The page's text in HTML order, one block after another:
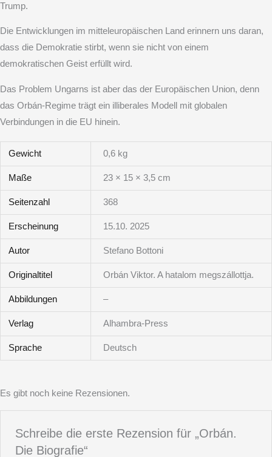
Trump.
Die Entwicklungen im mitteleuropäischen Land erinnern uns daran,
dass die Demokratie stirbt, wenn sie nicht von einem
demokratischen Geist erfüllt wird.
Das Problem Ungarns ist aber das der Europäischen Union, denn
das Orbán-Regime trägt ein illiberales Modell mit globalen
Verbindungen in die EU hinein.
Gewicht 0,6 kg
Maße 23 × 15 × 3,5 cm
Seitenzahl 368
Erscheinung 15.10. 2025
Autor Stefano Bottoni
Originaltitel Orbán Viktor. A hatalom megszállottja.
Abbildungen –
Verlag Alhambra-Press
Sprache Deutsch
Es gibt noch keine Rezensionen.
Schreibe die erste Rezension für „Orbán.
Die Biografie“